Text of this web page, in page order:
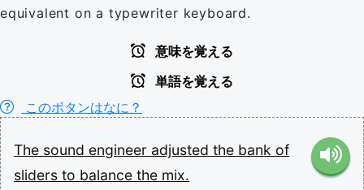
equivalent on a typewriter keyboard.
意味を覚える
単語を覚える
このボタンはなに？
The sound engineer adjusted the bank of
sliders to balance the mix.